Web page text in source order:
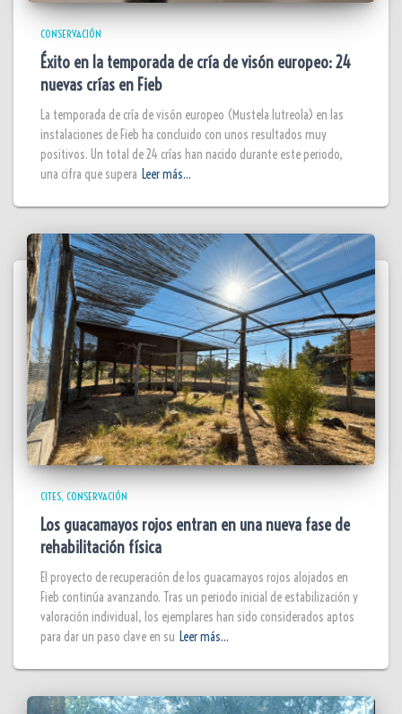
CONSERVACIÓN
Éxito en la temporada de cría de visón europeo: 24
nuevas crías en Fieb
La temporada de cría de visón europeo (Mustela lutreola) en las
instalaciones de Fieb ha concluido con unos resultados muy
positivos. Un total de 24 crías han nacido durante este periodo,
una cifra que supera Leer más…
CITES CONSERVACIÓN
Los guacamayos rojos entran en una nueva fase de
rehabilitación física
El proyecto de recuperación de los guacamayos rojos alojados en
Fieb continúa avanzando. Tras un periodo inicial de estabilización y
valoración individual, los ejemplares han sido considerados aptos
para dar un paso clave en su Leer más…